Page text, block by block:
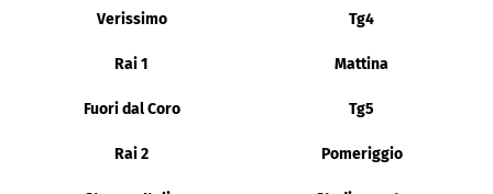
Verissimo Tg4
Rai 1 Mattina
Fuori dal Coro Tg5
Rai 2 Pomeriggio